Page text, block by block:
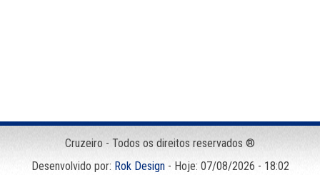
Cruzeiro - Todos os direitos reservados ®
Desenvolvido por: Rok Design- Hoje: 07/08/2026 - 18:02